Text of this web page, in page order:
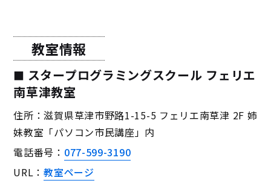
教室情報
スタープログラミングスクール フェリエ
南草津教室
住所：滋賀県草津市野路1-15-5 フェリエ南草津 2F 姉
妹教室「パソコン市民講座」内
電話番号： 077-599-3190
URL：教室ページ